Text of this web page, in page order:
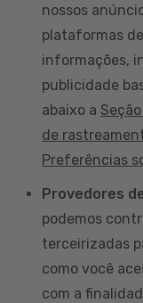
nossos
plataformas
informações,
publicidade
abaixo a
de
Preferências
Provedores
podemos
terceirizadas
como você
com a